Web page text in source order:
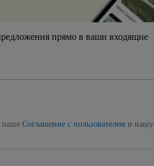
прямо в ваши входящие
наше Соглашение с пользователем и нашу